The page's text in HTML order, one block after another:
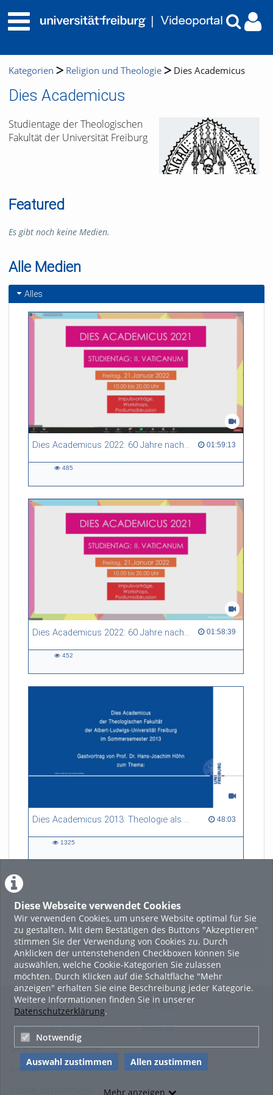
Diese Webseite verwendet Cookies
Wir verwenden Cookies, um unsere Website optimal für Sie
zu gestalten. Mit dem Bestätigen des Buttons "Akzeptieren"
stimmen Sie der Verwendung von Cookies zu. Durch
Anklicken der untenstehenden Checkboxen können Sie
auswählen, welche Cookie-Kategorien Sie zulassen
möchten. Durch Klicken auf die Schaltfläche "Mehr
anzeigen" erhalten Sie eine Beschreibung jeder Kategorie.
Weitere Informationen finden Sie in unserer
Datenschutzerklärung.
Notwendig
Auswahl zustimmen Allen zustimmen
Mehr anzeigen
Kategorien Religion und Theologie Dies Academicus
Dies Academicus
Studientage der Theologischen
Fakultät der Universität Freiburg
Featured
Es gibt noch keine Medien.
Alle Medien
Alles
Dies Academicus 2022: 60 Jahre nach Beginn des Zweiten Vatikanischen Konzils auf dem Weg zum Dritten? - Podiumsdiskussion 01:59:13
01:59:13 duration
485
Dies Academicus 2022: 60 Jahre nach Beginn des Zweiten Vatikanischen Konzils auf dem Weg zum Dritten? - Kurzvorträge 01:58:39
01:58:39 duration
452
Dies Academicus 2013: Theologie als Wissenschaft - Theorie welcher Praxis? (Ohne Einführung) 48:03
48:03 duration
1325
LADE MEHR
Featured
Beliebtheit
Legal Info
Nutzungsbedingungen
Datenschutzerklärung
Imprint
Links
Sitemap